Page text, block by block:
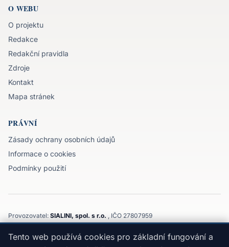
O WEBU
O projektu
Redakce
Redakční pravidla
Zdroje
Kontakt
Mapa stránek
PRÁVNÍ
Zásady ochrany osobních údajů
Informace o cookies
Podmínky použití
Provozovatel: SIALINI, spol. s r.o. , IČO 27807959
©2026 SIALINI, spol. s r.o.
Tento web používá cookies pro základní fungování a